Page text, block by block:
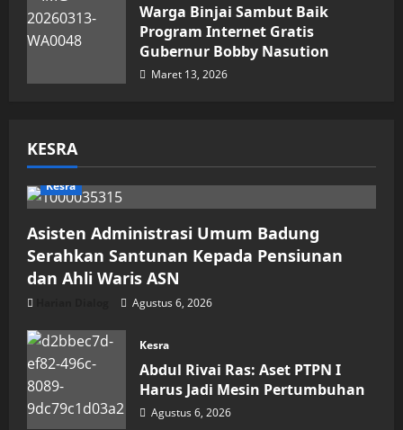
Warga Binjai Sambut Baik
Program Internet Gratis
Gubernur Bobby Nasution
Maret 13, 2026
KESRA
Kesra
Asisten Administrasi Umum Badung
Serahkan Santunan Kepada Pensiunan
dan Ahli Waris ASN
Agustus 6, 2026
Kesra
Abdul Rivai Ras: Aset PTPN I
Harus Jadi Mesin Pertumbuhan
Agustus 6, 2026